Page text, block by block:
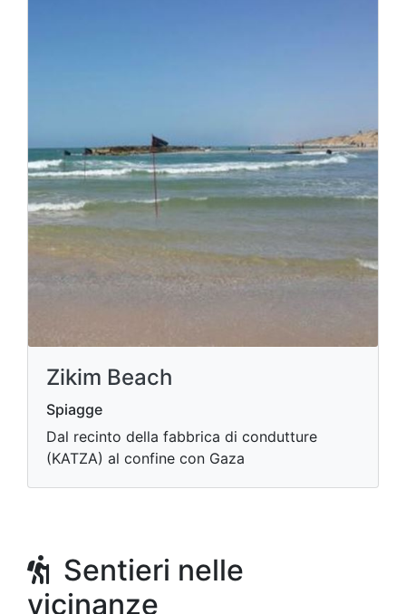
Zikim Beach
Spiagge
Dal recinto della fabbrica di condutture
(KATZA) al confine con Gaza
Sentieri nelle
vicinanze